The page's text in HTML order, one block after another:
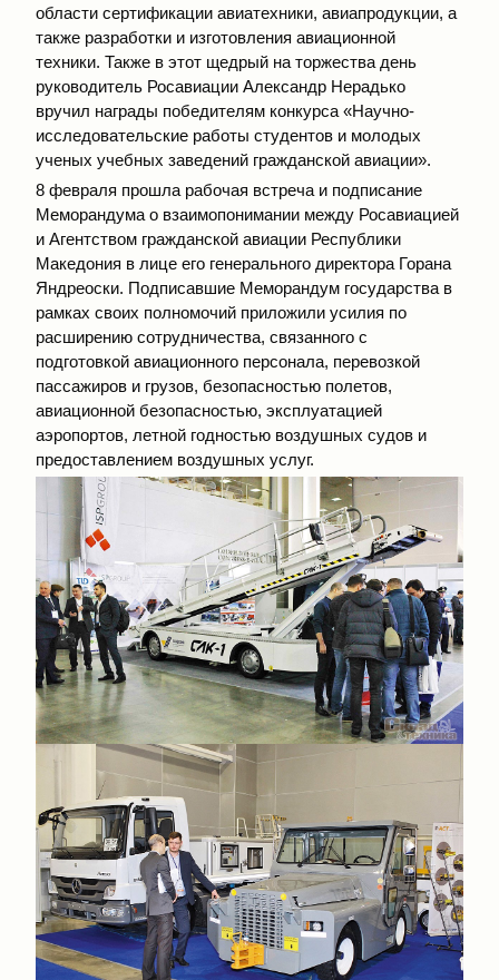
области сертификации авиатехники, авиапродукции, а
также разработки и изготовления авиационной
техники. Также в этот щедрый на торжества день
руководитель Росавиации Александр Нерадько
вручил награды победителям конкурса «Научно-
исследовательские работы студентов и молодых
ученых учебных заведений гражданской авиации».
8 февраля прошла рабочая встреча и подписание
Меморандума о взаимопонимании между Росавиацией
и Агентством гражданской авиации Республики
Македония в лице его генерального директора Горана
Яндреоски. Подписавшие Меморандум государства в
рамках своих полномочий приложили усилия по
расширению сотрудничества, связанного с
подготовкой авиационного персонала, перевозкой
пассажиров и грузов, безопасностью полетов,
авиационной безопасностью, эксплуатацией
аэропортов, летной годностью воздушных судов и
предоставлением воздушных услуг.